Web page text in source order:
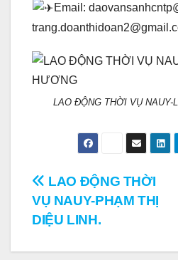
Email:
LAO ĐỘNG THỜI VỤ NAUY-
Điều
hướng
bài
LAO ĐỘNG THỜI
VỤ NAUY-PHẠM THỊ
DIỆU LINH.